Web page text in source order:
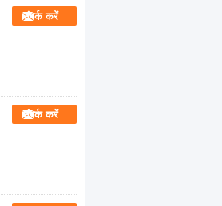
संपर्क करें
संपर्क करें